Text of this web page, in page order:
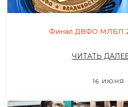
Финал ДВФО МЛБЛ
ЧИТАТЬ
16 ИЮНЯ